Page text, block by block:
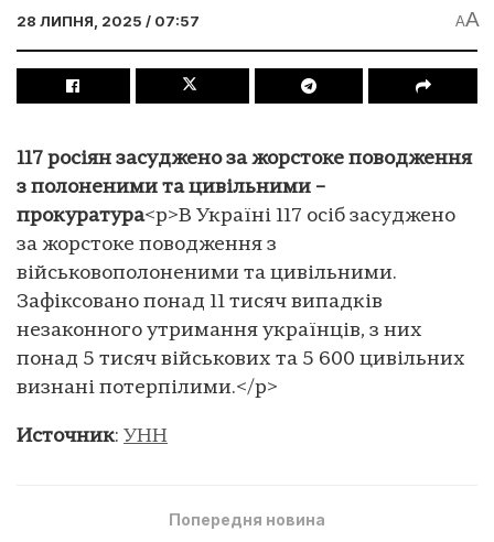
28 ЛИПНЯ, 2025 / 07:57 AA
117 росіян засуджено за жорстоке поводження
з полоненими та цивільними –
прокуратура<p>В Україні 117 осіб засуджено
за жорстоке поводження з
військовополоненими та цивільними.
Зафіксовано понад 11 тисяч випадків
незаконного утримання українців, з них
понад 5 тисяч військових та 5 600 цивільних
визнані потерпілими.</p>
Источник: УНН
Попередня новина